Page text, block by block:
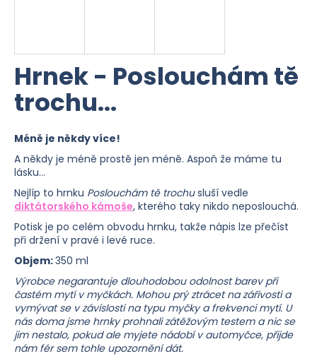
Hrnek - Poslouchám tě
trochu...
Méně je někdy více!
A někdy je méně prostě jen méně. Aspoň že máme tu
lásku...
Nejlíp to hrnku Poslouchám tě trochusluší vedle
diktátorského kámoše, kterého taky nikdo neposlouchá.
Potisk je po celém obvodu hrnku, takže nápis lze přečíst
při držení v pravé i levé ruce.
Objem:350 ml
Výrobce negarantuje dlouhodobou odolnost barev při
častém mytí v myčkách. Mohou prý ztrácet na zářivosti a
vymývat se v závislosti na typu myčky a frekvenci mytí. U
nás doma jsme hrnky prohnali zátěžovým testem a nic se
jim nestalo, pokud ale myjete nádobí v automyčce, přijde
nám fér sem tohle upozornění dát.
j
e
t
e
n
a
j
í
t
?
Hledat